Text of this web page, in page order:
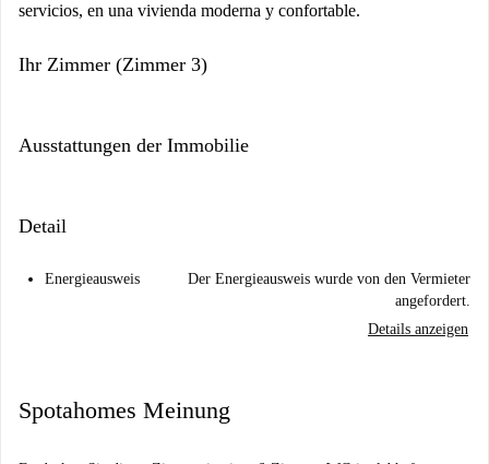
servicios, en una vivienda moderna y confortable.
Ihr Zimmer (Zimmer 3)
Ausstattungen der Immobilie
Detail
Energieausweis
Der Energieausweis wurde von den Vermieter
angefordert.
Details anzeigen
Spotahomes Meinung